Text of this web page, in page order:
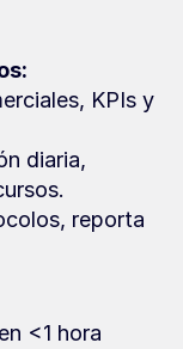
KPIs y
diaria,
reporta
<1 hora